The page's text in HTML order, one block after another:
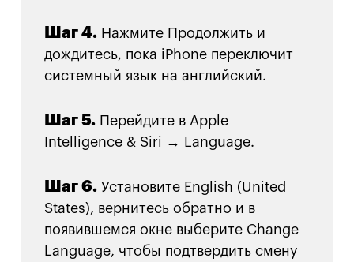
Шаг 4. Нажмите Продолжить и
дождитесь, пока iPhone переключит
системный язык на английский.
Шаг 5. Перейдите в Apple
Intelligence & Siri → Language.
Шаг 6. Установите English (United
States), вернитесь обратно и в
появившемся окне выберите Change
Language, чтобы подтвердить смену